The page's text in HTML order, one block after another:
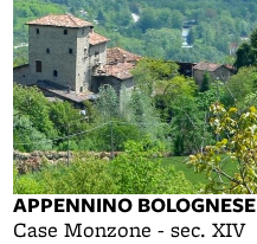
APPENNINO BOLOGNESE
Case Monzone - sec. XIV